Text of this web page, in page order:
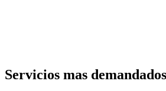
Servicios mas